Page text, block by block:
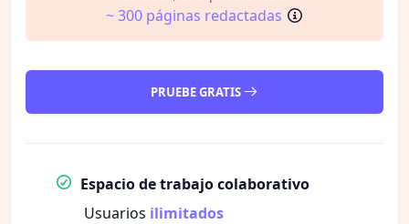
~ 300 páginas redactadas
PRUEBE GRATIS
Espacio de trabajo colaborativo
Usuarios ilimitados